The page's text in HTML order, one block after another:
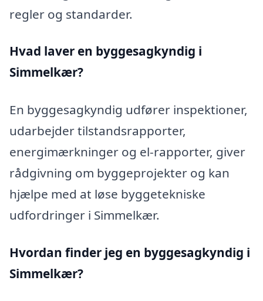
regler og standarder.
Hvad laver en byggesagkyndig i
Simmelkær?
En byggesagkyndig udfører inspektioner,
udarbejder tilstandsrapporter,
energimærkninger og el-rapporter, giver
rådgivning om byggeprojekter og kan
hjælpe med at løse byggetekniske
udfordringer i Simmelkær.
Hvordan finder jeg en byggesagkyndig i
Simmelkær?